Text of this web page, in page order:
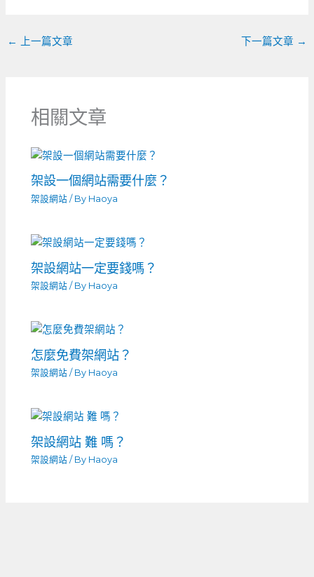
← 上一篇文章 下一篇文章 →
相關文章
架設一個網站需要什麼？
架設網站 / By Haoya
架設網站一定要錢嗎？
架設網站 / By Haoya
怎麼免費架網站？
架設網站 / By Haoya
架設網站 難 嗎？
架設網站 / By Haoya